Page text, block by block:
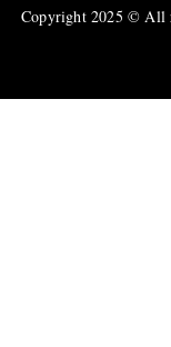
Copyright 2025 © All